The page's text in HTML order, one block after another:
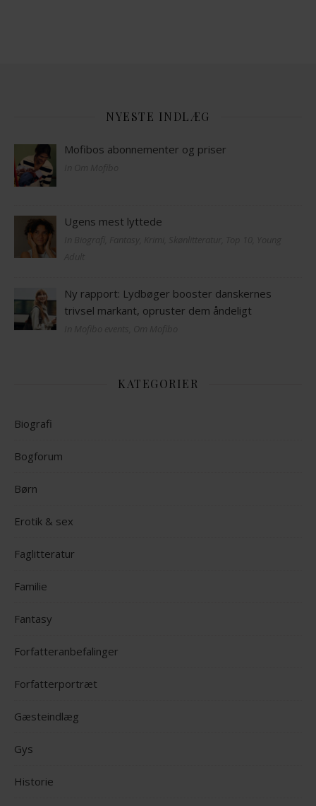
NYESTE INDLÆG
Mofibos abonnementer og priser
Ugens mest lyttede
Ny rapport: Lydbøger booster danskernes
trivsel markant, opruster dem åndeligt
KATEGORIER
Biografi
Bogforum
Børn
Erotik & sex
Faglitteratur
Familie
Fantasy
Forfatteranbefalinger
Forfatterportræt
Gæsteindlæg
Gys
Historie